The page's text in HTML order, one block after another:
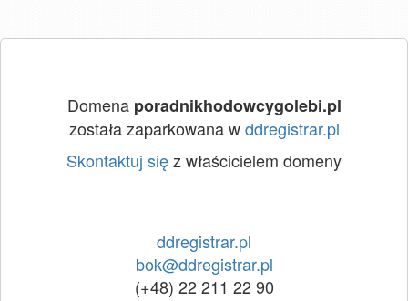
Domena poradnikhodowcygolebi.pl
została zaparkowana wddregistrar.pl
Skontaktuj sięz właścicielem domeny
ddregistrar.pl
bok@ddregistrar.pl
(+48) 22 211 22 90